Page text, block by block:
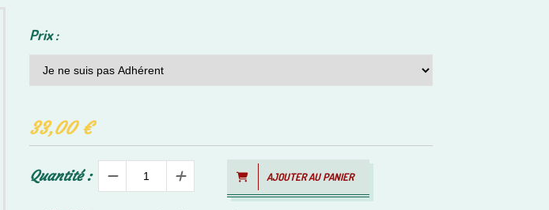
Prix :
33,00€
Quantité : AJOUTER AU PANIER